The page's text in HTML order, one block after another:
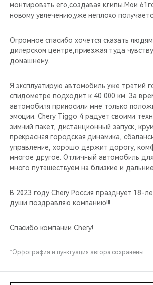
монтировать его,создавая клипы.Мои
новому увлечению,уже неплохо
Огромное спасибо хочется сказать
дилерском центре,приезжая туда
домашнему.
Я эксплуатирую автомобиль уже третий
спидометре подходит к 40 000 км. За
автомобиля приносили мне только
эмоции. Chery Tiggo 4 радует своими
зимний пакет, дистанционный запуск,
прекрасная городская динамика,
управление, хорошо держит дорогу,
многое другое. Отличный автомобиль
много путешествуем на близкие и дальние
В 2023 году Chery Россия празднует 18-
души поздравляю компанию!!!
Спасибо компании Chery!
*Орфография и пунктуация автора сохранены